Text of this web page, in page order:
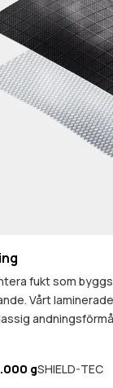
fukt som
Vårt
gSHIELD-TEC